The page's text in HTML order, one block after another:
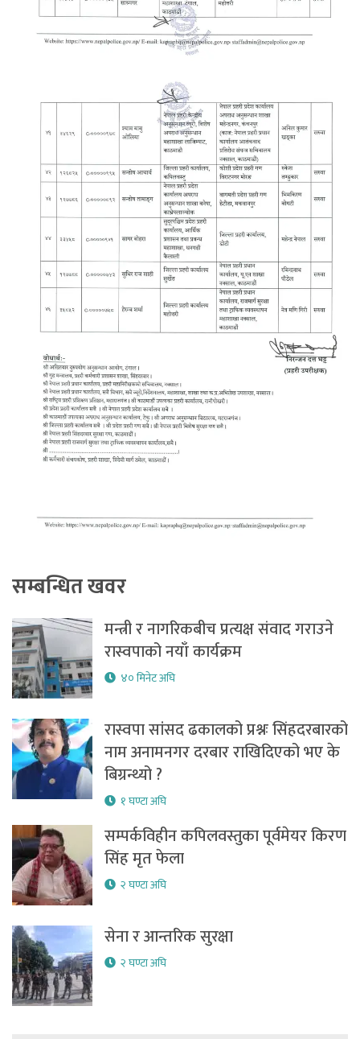
सम्बन्धित खवर
मन्त्री र नागरिकबीच प्रत्यक्ष संवाद गराउने
रास्वपाको नयाँ कार्यक्रम
४० मिनेट अघि
रास्वपा सांसद ढकालको प्रश्नः सिंहदरबारको
नाम अनामनगर दरबार राखिदिएको भए के
बिग्रन्थ्यो ?
१ घण्टा अघि
सम्पर्कविहीन कपिलवस्तुका पूर्वमेयर किरण
सिंह मृत फेला
२ घण्टा अघि
सेना र आन्तरिक सुरक्षा
२ घण्टा अघि